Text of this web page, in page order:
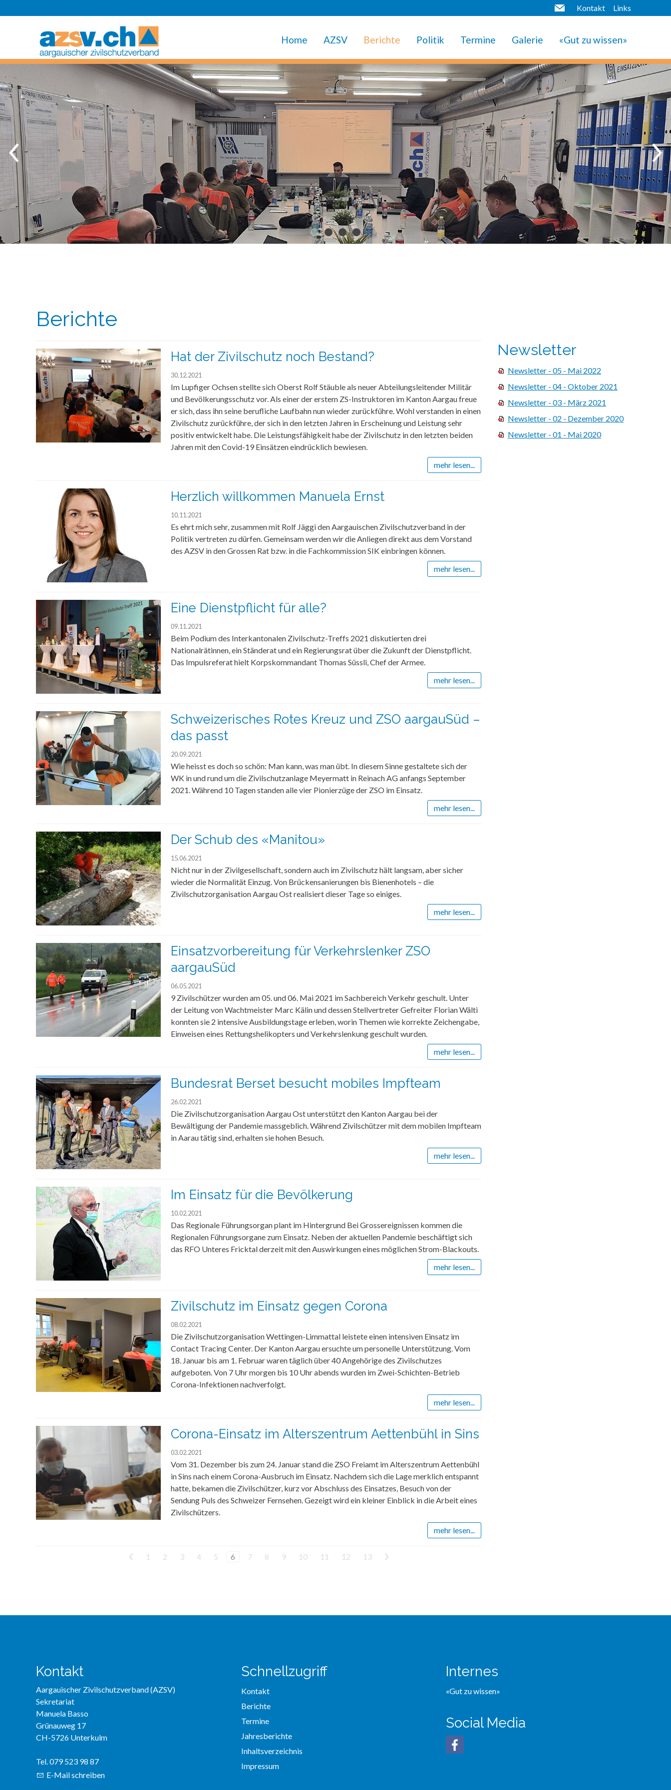
Links
Kontakt
Home AZSV Berichte Politik Termine Galerie «Gut zu wissen»
Berichte
Hat der Zivilschutz noch Bestand?
30.12.2021
Im Lupfiger Ochsen stellte sich Oberst Rolf Stäuble als neuer Abteilungsleitender Militär
und Bevölkerungsschutz vor. Als einer der erstem ZS-Instruktoren im Kanton Aargau freue
er sich, dass ihn seine berufliche Laufbahn nun wieder zurückführe. Wohl verstanden in einen
Zivilschutz zurückführe, der sich in den letzten Jahren in Erscheinung und Leistung sehr
positiv entwickelt habe. Die Leistungsfähigkeit habe der Zivilschutz in den letzten beiden
Jahren mit den Covid-19 Einsätzen eindrücklich bewiesen.
mehr lesen...
Herzlich willkommen Manuela Ernst
10.11.2021
Es ehrt mich sehr, zusammen mit Rolf Jäggi den Aargauischen Zivilschutzverband in der
Politik vertreten zu dürfen. Gemeinsam werden wir die Anliegen direkt aus dem Vorstand
des AZSV in den Grossen Rat bzw. in die Fachkommission SIK einbringen können.
mehr lesen...
Eine Dienstpflicht für alle?
09.11.2021
Beim Podium des Interkantonalen Zivilschutz-Treffs 2021 diskutierten drei
Nationalrätinnen, ein Ständerat und ein Regierungsrat über die Zukunft der Dienstpflicht.
Das Impulsreferat hielt Korpskommandant Thomas Süssli, Chef der Armee.
mehr lesen...
Schweizerisches Rotes Kreuz und ZSO aargauSüd –
das passt
20.09.2021
Wie heisst es doch so schön: Man kann, was man übt. In diesem Sinne gestaltete sich der
WK in und rund um die Zivilschutzanlage Meyermatt in Reinach AG anfangs September
2021. Während 10 Tagen standen alle vier Pionierzüge der ZSO im Einsatz.
mehr lesen...
Der Schub des «Manitou»
15.06.2021
Nicht nur in der Zivilgesellschaft, sondern auch im Zivilschutz hält langsam, aber sicher
wieder die Normalität Einzug. Von Brückensanierungen bis Bienenhotels – die
Zivilschutzorganisation Aargau Ost realisiert dieser Tage so einiges.
mehr lesen...
Einsatzvorbereitung für Verkehrslenker ZSO
aargauSüd
06.05.2021
9 Zivilschützer wurden am 05. und 06. Mai 2021 im Sachbereich Verkehr geschult. Unter
der Leitung von Wachtmeister Marc Kälin und dessen Stellvertreter Gefreiter Florian Wälti
konnten sie 2 intensive Ausbildungstage erleben, worin Themen wie korrekte Zeichengabe,
Einweisen eines Rettungshelikopters und Verkehrslenkung geschult wurden.
mehr lesen...
Bundesrat Berset besucht mobiles Impfteam
26.02.2021
Die Zivilschutzorganisation Aargau Ost unterstützt den Kanton Aargau bei der
Bewältigung der Pandemie massgeblich. Während Zivilschützer mit dem mobilen Impfteam
in Aarau tätig sind, erhalten sie hohen Besuch.
mehr lesen...
Im Einsatz für die Bevölkerung
10.02.2021
Das Regionale Führungsorgan plant im Hintergrund Bei Grossereignissen kommen die
Regionalen Führungsorgane zum Einsatz. Neben der aktuellen Pandemie beschäftigt sich
das RFO Unteres Fricktal derzeit mit den Auswirkungen eines möglichen Strom-Blackouts.
mehr lesen...
Zivilschutz im Einsatz gegen Corona
08.02.2021
Die Zivilschutzorganisation Wettingen-Limmattal leistete einen intensiven Einsatz im
Contact Tracing Center. Der Kanton Aargau ersuchte um personelle Unterstützung. Vom
18. Januar bis am 1. Februar waren täglich über 40 Angehörige des Zivilschutzes
aufgeboten. Von 7 Uhr morgen bis 10 Uhr abends wurden im Zwei-Schichten-Betrieb
Corona-Infektionen nachverfolgt.
mehr lesen...
Corona-Einsatz im Alterszentrum Aettenbühl in Sins
03.02.2021
Vom 31. Dezember bis zum 24. Januar stand die ZSO Freiamt im Alterszentrum Aettenbühl
in Sins nach einem Corona-Ausbruch im Einsatz. Nachdem sich die Lage merklich entspannt
hatte, bekamen die Zivilschützer, kurz vor Abschluss des Einsatzes, Besuch von der
Sendung Puls des Schweizer Fernsehen. Gezeigt wird ein kleiner Einblick in die Arbeit eines
Zivilschützers.
mehr lesen...
< 1 2 3 4 5 6 7 8 9 10 11 12 13 >
Newsletter
Newsletter - 05 - Mai 2022
Newsletter - 04 - Oktober 2021
Newsletter - 03 - März 2021
Newsletter - 02 - Dezember 2020
Newsletter - 01 - Mai 2020
Kontakt
Aargauischer Zivilschutzverband (AZSV)
Sekretariat
Manuela Basso
Grünauweg 17
CH-5726 Unterkulm
Tel. 079 523 98 87
E-Mail schreiben
Schnellzugriff
Kontakt
Berichte
Termine
Jahresberichte
Inhaltsverzeichnis
Impressum
Internes
«Gut zu wissen»
Social Media